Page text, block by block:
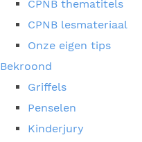
CPNB thematitels
CPNB lesmateriaal
Onze eigen tips
Bekroond
Griffels
Penselen
Kinderjury